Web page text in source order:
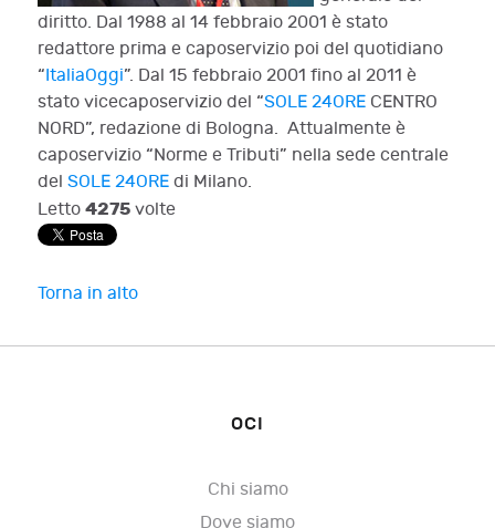
diritto. Dal 1988 al 14 febbraio 2001 è stato
redattore prima e caposervizio poi del quotidiano
“ItaliaOggi”. Dal 15 febbraio 2001 fino al 2011 è
stato vicecaposervizio del “SOLE 24ORE CENTRO
NORD”, redazione di Bologna. Attualmente è
caposervizio “Norme e Tributi” nella sede centrale
del SOLE 24ORE di Milano.
Letto 4275 volte
Torna in alto
OCI
Chi siamo
Dove siamo